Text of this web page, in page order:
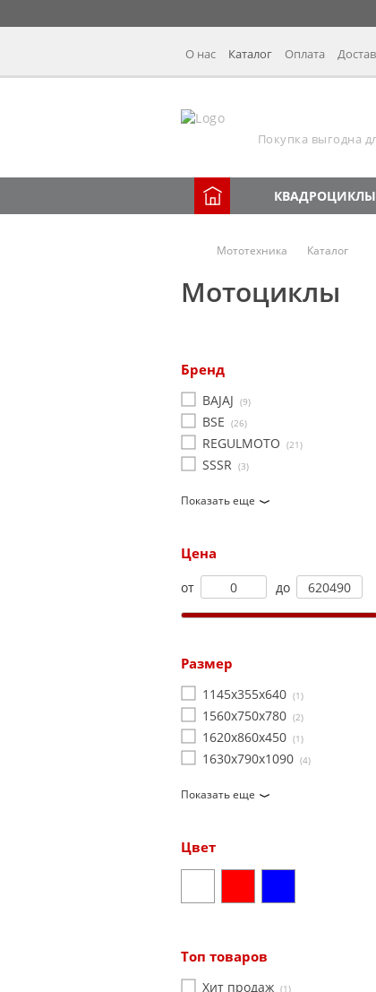
О нас Каталог Оплата
Покупка выгодна
КВАДРОЦИКЛЫ
Мототехника Каталог
Мотоциклы
Бренд
BAJAJ (9)
BSE (26)
REGULMOTO (21)
SSSR (3)
Показать еще
Цена
от до
Размер
1145х355х640 (1)
1560х750х780 (2)
1620х860х450 (1)
1630х790х1090 (4)
Показать еще
Цвет
Топ товаров
Хит продаж (1)